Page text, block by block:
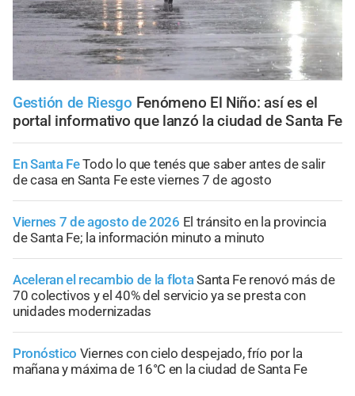
Gestión de Riesgo Fenómeno El Niño: así es el
portal informativo que lanzó la ciudad de Santa Fe
En Santa FeTodo lo que tenés que saber antes de salir
de casa en Santa Fe este viernes 7 de agosto
Viernes 7 de agosto de 2026 El tránsito en la provincia
de Santa Fe; la información minuto a minuto
Aceleran el recambio de la flotaSanta Fe renovó más de
70 colectivos y el 40% del servicio ya se presta con
unidades modernizadas
Pronóstico Viernes con cielo despejado, frío por la
mañana y máxima de 16°C en la ciudad de Santa Fe